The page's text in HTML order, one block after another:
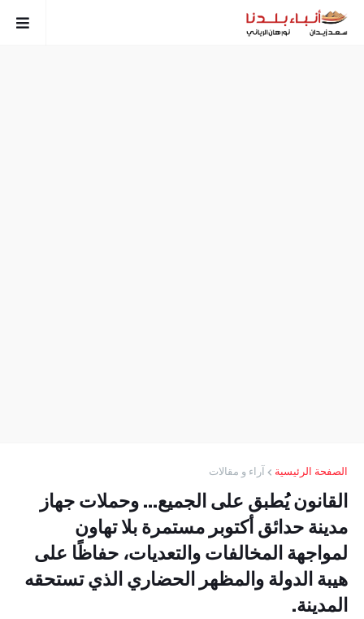
الصفحة الرئيسية آراء و مقالات
القانون يُطبق على الجميع... وحملات جهاز
مدينة حدائق أكتوبر مستمرة بلا تهاون
لمواجهة المخالفات والتعديات، حفاظًا على
هيبة الدولة والمظهر الحضاري الذي تستحقه
المدينة.